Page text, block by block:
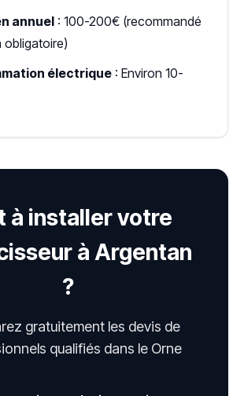
annuel : 100-200€ (recommandé
obligatoire)
électrique : Environ 10-
à installer votre
à Argentan
?
gratuitement les devis de
qualifiés dans le Orne